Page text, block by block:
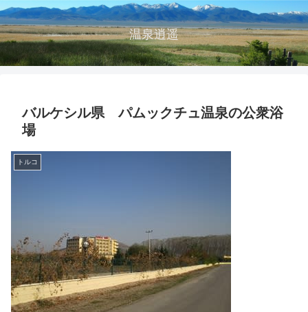
温泉逍遥
バルケシル県 パムックチュ温泉の公衆浴
場
トルコ